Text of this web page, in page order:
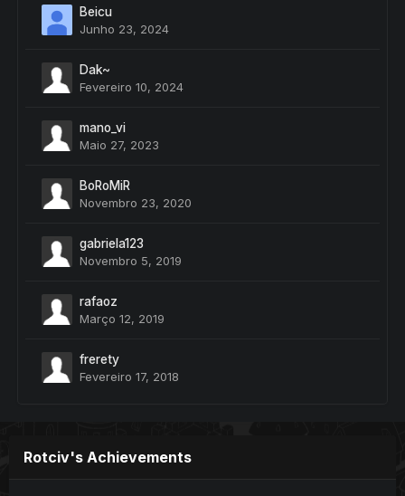
Beicu
Junho 23, 2024
Dak~
Fevereiro 10, 2024
mano_vi
Maio 27, 2023
BoRoMiR
Novembro 23, 2020
gabriela123
Novembro 5, 2019
rafaoz
Março 12, 2019
frerety
Fevereiro 17, 2018
Rotciv's Achievements